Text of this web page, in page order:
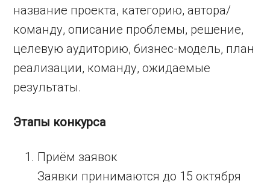
название проекта, категорию, автора/
команду, описание проблемы, решение,
целевую аудиторию, бизнес-модель, план
реализации, команду, ожидаемые
результаты.
Этапы конкурса
Приём заявок
Заявки принимаются до 15 октября